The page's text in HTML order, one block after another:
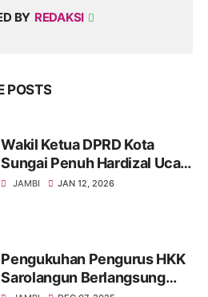
BY REDAKSI
POSTS
Wakil Ketua DPRD Kota
Sungai Penuh Hardizal Ucap
Selamat Datang AKBP
JAMBI JAN 12, 2026
Pengukuhan Pengurus HKK
Sarolangun Berlangsung